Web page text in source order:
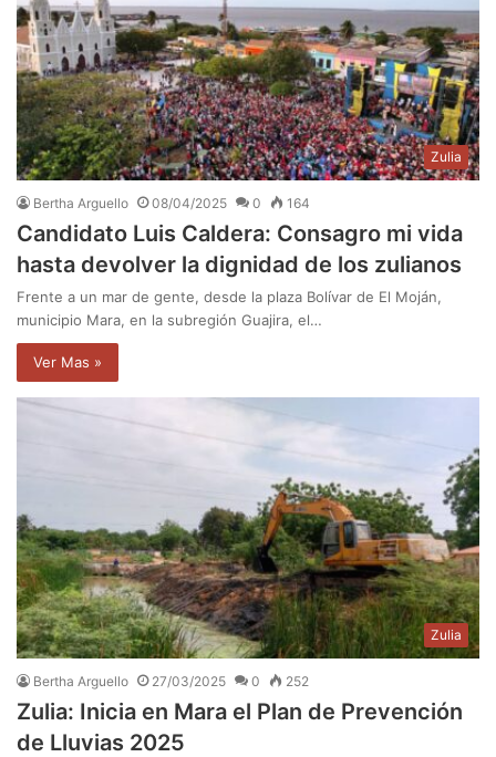
Zulia
Bertha Arguello 08/04/2025 0 164
Candidato Luis Caldera: Consagro mi vida
hasta devolver la dignidad de los zulianos
Frente a un mar de gente, desde la plaza Bolívar de El Moján,
municipio Mara, en la subregión Guajira, el…
Ver Mas »
Zulia
Bertha Arguello 27/03/2025 0 252
Zulia: Inicia en Mara el Plan de Prevención
de Lluvias 2025